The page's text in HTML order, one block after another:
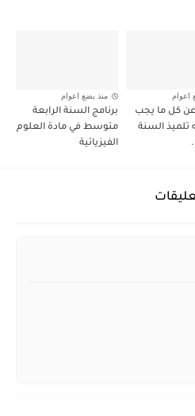
اعوام
كل ما يجب
تلميذ السنة
منذ بضع اعوام
برنامج السنة الرابعة
متوسط في مادة العلوم
الفيزيائية